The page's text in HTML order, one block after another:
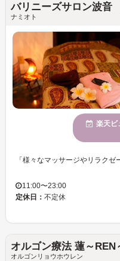
バリニーズサロン波音
ナミオト
楽天ビ
11:00〜23:00
定休日： 不定休
オルゴン療法 蓮～REN
オルゴンリョウホウレン